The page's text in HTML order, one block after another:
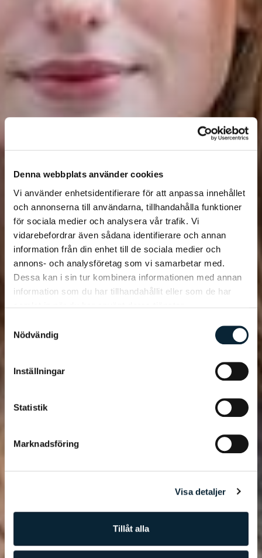
Denna webbplats använder cookies
Vi använder enhetsidentifierare för att anpassa innehållet
och annonserna till användarna, tillhandahålla funktioner
för sociala medier och analysera vår trafik. Vi
vidarebefordrar även sådana identifierare och annan
information från din enhet till de sociala medier och
annons- och analysföretag som vi samarbetar med.
Dessa kan i sin tur kombinera informationen med annan
information som du har tillhandahållit eller som de har
Nödvändig
Inställningar
Statistik
Marknadsföring
Visa detaljer
Tillåt alla